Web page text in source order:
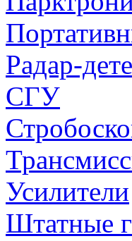
Радар-
СГУ
Усилители
Штатные